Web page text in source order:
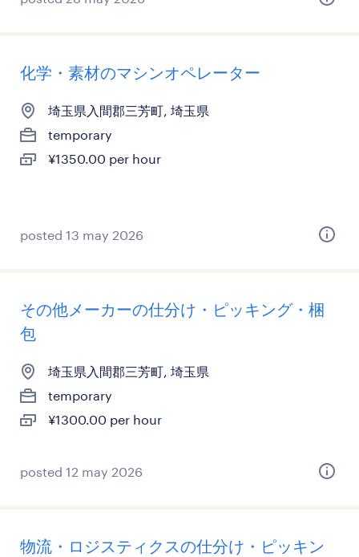
化学・素材のマシンオペレーター
埼玉県入間郡三芳町, 埼玉県
temporary
¥1350.00 per hour
posted 13 may 2026
その他メーカーの仕分け・ピッキング・梱
包
埼玉県入間郡三芳町, 埼玉県
temporary
¥1300.00 per hour
posted 12 may 2026
物流・ロジスティクスの仕分け・ピッキン